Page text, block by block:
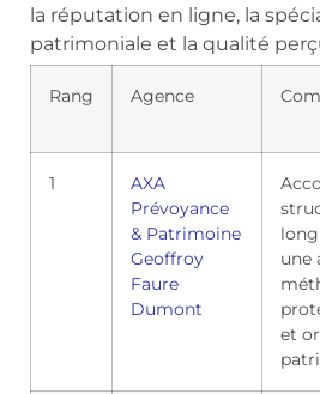
la réputation en ligne, la
patrimoniale et la qualité
Rang Agence
1
AXA
Prévoyance
& Patrimoine
Geoffroy
Faure
Dumont
une
et